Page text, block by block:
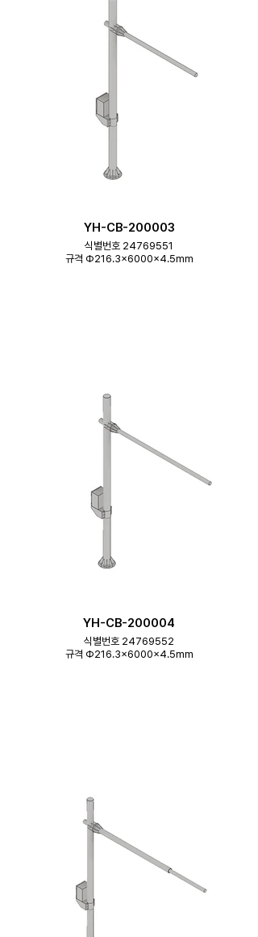
YH-CB-200003
식별번호 24769551
규격 Φ216.3×6000×4.5mm
YH-CB-200004
식별번호 24769552
규격 Φ216.3×6000×4.5mm